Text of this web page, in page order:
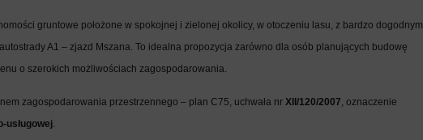
gruntowe położone w spokojnej i zielonej okolicy, w otoczeniu lasu, z bardzo dogodnym
A1 – zjazd Mszana. To idealna propozycja zarówno dla osób planujących budowę
o szerokich możliwościach zagospodarowania.
zagospodarowania przestrzennego – plan C75, uchwała nr XII/120/2007, oznaczenie
usługowej.